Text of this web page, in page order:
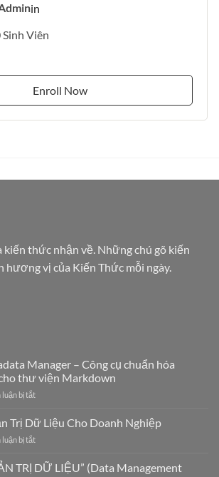
in
Sinh Viên
Enroll Now
kiến thức nhận về. Những chú gõ kiến
hương vị của Kiến Thức mỗi ngày.
Manager – Công cụ chuẩn hóa
thư viện Markdown
luận bị tắtở
Metadata
Manager
–
cụ
Trị Dữ Liệu Cho Doanh Nghiệp
luận bị tắtở
Trục
TRỊ DỮ LIỆU” (Data Management